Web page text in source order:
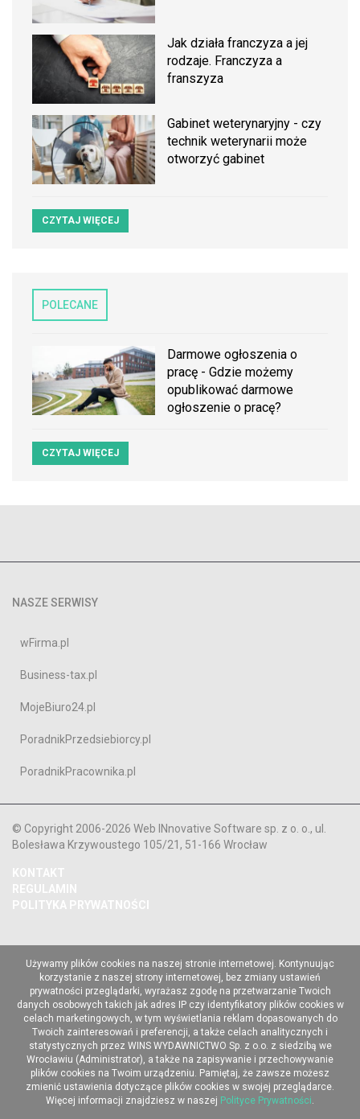
Jak działa franczyza a jej
rodzaje. Franczyza a
franszyza
Gabinet weterynaryjny - czy
technik weterynarii może
otworzyć gabinet
CZYTAJ WIĘCEJ
POLECANE
Darmowe ogłoszenia o
pracę - Gdzie możemy
opublikować darmowe
ogłoszenie o pracę?
CZYTAJ WIĘCEJ
NASZE SERWISY
wFirma.pl
Business-tax.pl
MojeBiuro24.pl
PoradnikPrzedsiebiorcy.pl
PoradnikPracownika.pl
© Copyright 2006-2026 Web INnovative Software sp. z o. o., ul.
Bolesława Krzywoustego 105/21, 51-166 Wrocław
KONTAKT
REGULAMIN
POLITYKA PRYWATNOŚCI
Używamy plików cookies na naszej stronie internetowej. Kontynuując
korzystanie z naszej strony internetowej, bez zmiany ustawień
prywatności przeglądarki, wyrażasz zgodę na przetwarzanie Twoich
danych osobowych takich jak adres IP czy identyfikatory plików cookies w
celach marketingowych, w tym wyświetlania reklam dopasowanych do
Twoich zainteresowań i preferencji, a także celach analitycznych i
statystycznych przez WINS WYDAWNICTWO Sp. z o.o. z siedzibą we
Wrocławiu (Administrator), a także na zapisywanie i przechowywanie
plików cookies na Twoim urządzeniu. Pamiętaj, że zawsze możesz
zmienić ustawienia dotyczące plików cookies w swojej przeglądarce.
Więcej informacji znajdziesz w naszej Polityce Prywatności.